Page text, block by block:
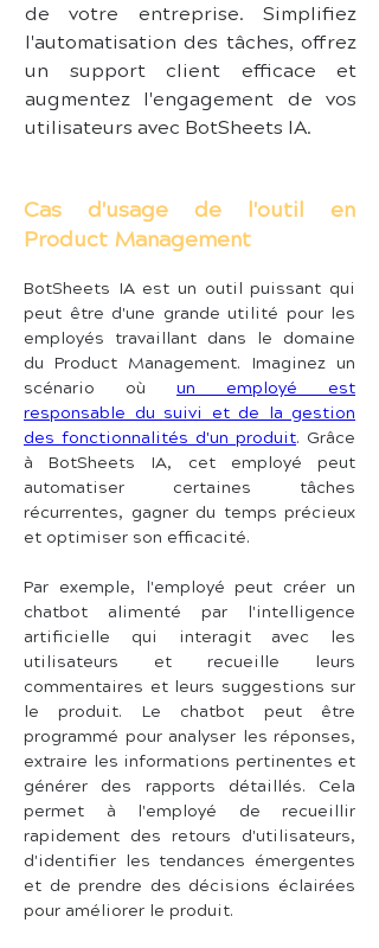
de votre entreprise. Simplifiez
l'automatisation des tâches, offrez
un support client efficace et
augmentez l'engagement de vos
utilisateurs avec BotSheets IA.
Cas d'usage de l'outil en
Product Management
BotSheets IA est un outil puissant qui
peut être d'une grande utilité pour les
employés travaillant dans le domaine
du Product Management. Imaginez un
scénario où un employé est
responsable du suivi et de la gestion
des fonctionnalités d'un produit. Grâce
à BotSheets IA, cet employé peut
automatiser certaines tâches
récurrentes, gagner du temps précieux
et optimiser son efficacité.
Par exemple, l'employé peut créer un
chatbot alimenté par l'intelligence
artificielle qui interagit avec les
utilisateurs et recueille leurs
commentaires et leurs suggestions sur
le produit. Le chatbot peut être
programmé pour analyser les réponses,
extraire les informations pertinentes et
générer des rapports détaillés. Cela
permet à l'employé de recueillir
rapidement des retours d'utilisateurs,
d'identifier les tendances émergentes
et de prendre des décisions éclairées
pour améliorer le produit.